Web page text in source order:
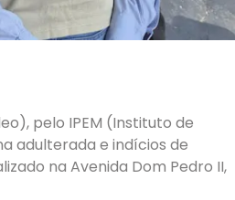
pelo IPEM (Instituto de
adulterada e indícios de
na Avenida Dom Pedro II,